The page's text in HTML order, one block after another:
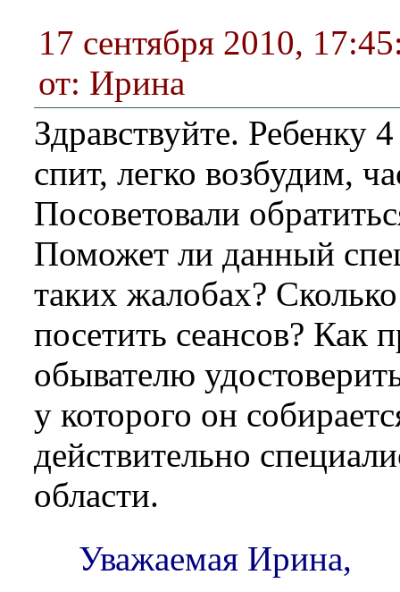
17 сентября 2010,
от: Ирина
Здравствуйте. Ребенку
спит, легко возбудим,
Посоветовали
Поможет ли данный
таких жалобах?
посетить сеансов? Как
обывателю
у которого он
действительно
области.
Уважаемая Ирина,